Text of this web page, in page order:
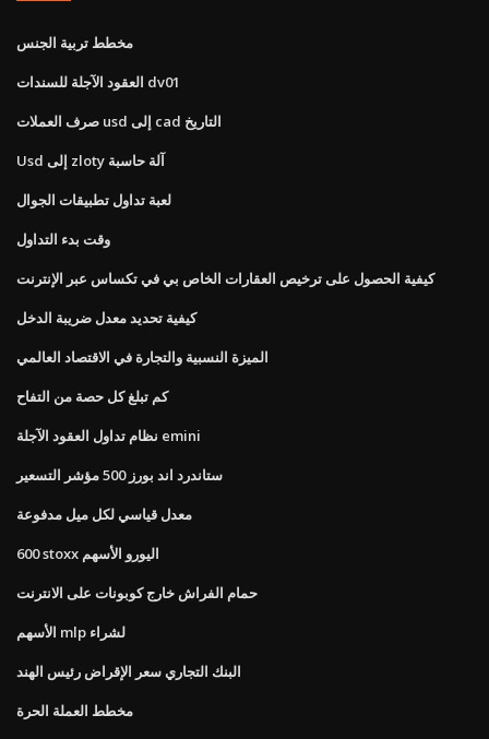
مخطط تربية الجنس
العقود الآجلة للسندات dv01
صرف العملات usd إلى cad التاريخ
Usd إلى zloty آلة حاسبة
لعبة تداول تطبيقات الجوال
وقت بدء التداول
كيفية الحصول على ترخيص العقارات الخاص بي في تكساس عبر الإنترنت
كيفية تحديد معدل ضريبة الدخل
الميزة النسبية والتجارة في الاقتصاد العالمي
كم تبلغ كل حصة من التفاح
نظام تداول العقود الآجلة emini
ستاندرد اند بورز 500 مؤشر التسعير
معدل قياسي لكل ميل مدفوعة
600 stoxx اليورو الأسهم
حمام الفراش خارج كوبونات على الانترنت
الأسهم mlp لشراء
البنك التجاري سعر الإقراض رئيس الهند
مخطط العملة الحرة